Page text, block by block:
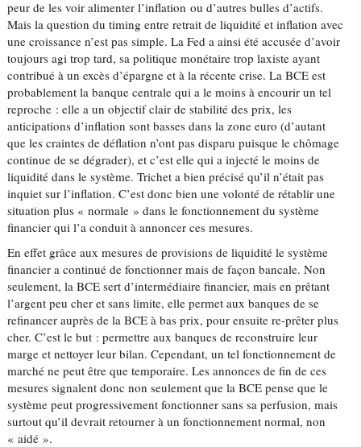
peur de les voir alimenter l’inflation ou d’autres bulles d’actifs.
Mais la question du timing entre retrait de liquidité et inflation avec
une croissance n’est pas simple. La Fed a ainsi été accusée d’avoir
toujours agi trop tard, sa politique monétaire trop laxiste ayant
contribué à un excès d’épargne et à la récente crise. La BCE est
probablement la banque centrale qui a le moins à encourir un tel
reproche : elle a un objectif clair de stabilité des prix, les
anticipations d’inflation sont basses dans la zone euro (d’autant
que les craintes de déflation n’ont pas disparu puisque le chômage
continue de se dégrader), et c’est elle qui a injecté le moins de
liquidité dans le système. Trichet a bien précisé qu’il n’était pas
inquiet sur l’inflation. C’est donc bien une volonté de rétablir une
situation plus « normale » dans le fonctionnement du système
financier qui l’a conduit à annoncer ces mesures.
En effet grâce aux mesures de provisions de liquidité le système
financier a continué de fonctionner mais de façon bancale. Non
seulement, la BCE sert d’intermédiaire financier, mais en prêtant
l’argent peu cher et sans limite, elle permet aux banques de se
refinancer auprès de la BCE à bas prix, pour ensuite re-prêter plus
cher. C’est le but : permettre aux banques de reconstruire leur
marge et nettoyer leur bilan. Cependant, un tel fonctionnement de
marché ne peut être que temporaire. Les annonces de fin de ces
mesures signalent donc non seulement que la BCE pense que le
système peut progressivement fonctionner sans sa perfusion, mais
surtout qu’il devrait retourner à un fonctionnement normal, non
« aidé ».